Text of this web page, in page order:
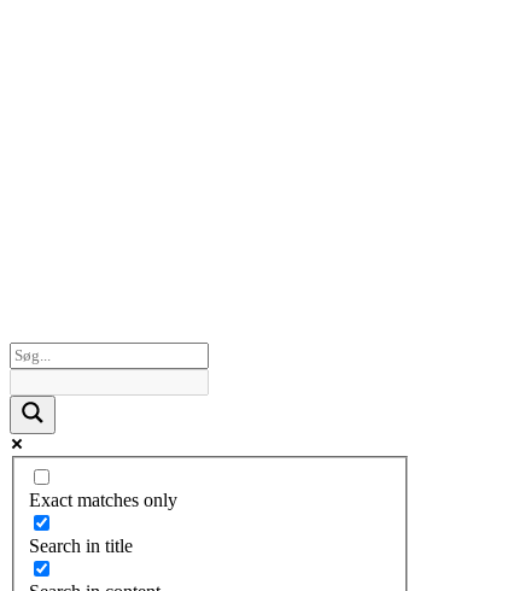
Exact matches only
Search in title